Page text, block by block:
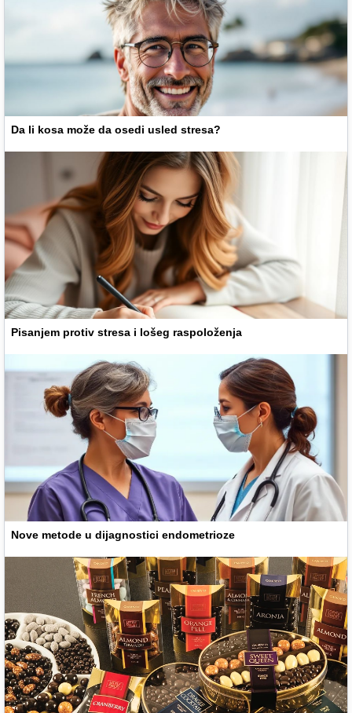
Da li kosa može da osedi usled stresa?
Pisanjem protiv stresa i lošeg raspoloženja
Nove metode u dijagnostici endometrioze